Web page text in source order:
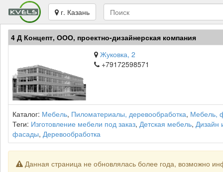
г. Казань
4 Д Концепт, ООО, проектно-дизайнерская компания
Жуковка, 2
+79172598571
Каталог: Мебель, Пиломатериалы, деревообработка, Мебель,
Теги: Изготовление мебели под заказ, Детская мебель, Дизайн
фасады, Деревообработка
Данная страница не обновлялась более года, возможно